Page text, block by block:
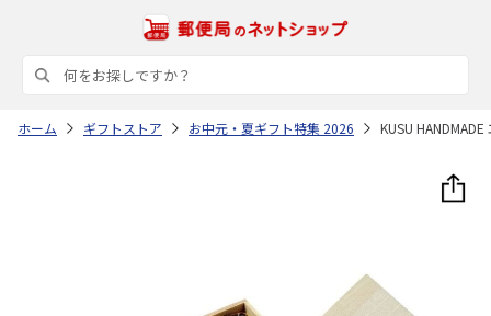
ホーム ギフトストア お中元・夏ギフト特集 2026 KUSU